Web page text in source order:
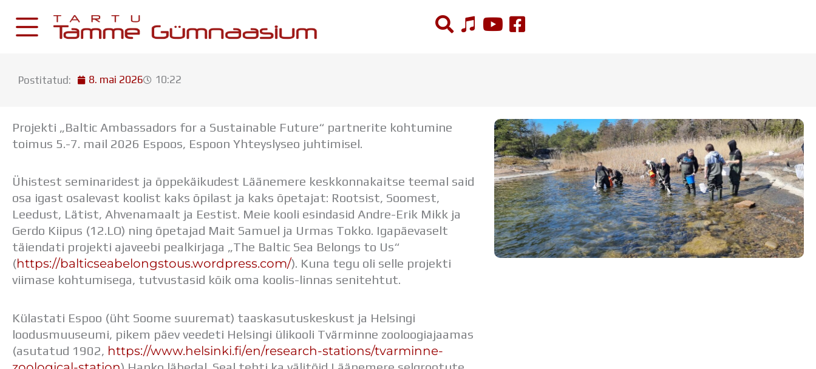
content
Postkast
Drive
Tamme TV
Tamme Leht
Kooliraadio
Koorilaul
Aastaplaan
Õppekava
Huviringid
Õpilastööd (UPT)
Distantsõpe
Kodukord
Projektid
Meie kool
Dokumendid
Uudised
Lapsevanemale
Vilistlastele
Toitlustamine
Virtuaaltuur
Õpilasesindus
Kontaktid
Postitatud: 8. mai 2026 10:22
Projekti „Baltic Ambassadors for a Sustainable Future“ partnerite kohtumine
toimus 5.-7. mail 2026 Espoos, Espoon Yhteyslyseo juhtimisel.
Ühistest seminaridest ja õppekäikudest Läänemere keskkonnakaitse teemal said
osa igast osalevast koolist kaks õpilast ja kaks õpetajat: Rootsist, Soomest,
Leedust, Lätist, Ahvenamaalt ja Eestist. Meie kooli esindasid Andre-Erik Mikk ja
Gerdo Kiipus (12.LO) ning õpetajad Mait Samuel ja Urmas Tokko. Igapäevaselt
täiendati projekti ajaveebi pealkirjaga „The Baltic Sea Belongs to Us“
(https://balticseabelongstous.wordpress.com/). Kuna tegu oli selle projekti
viimase kohtumisega, tutvustasid kõik oma koolis-linnas senitehtut.
Külastati Espoo (üht Soome suuremat) taaskasutuskeskust ja Helsingi
loodusmuuseumi, pikem päev veedeti Helsingi ülikooli Tvärminne zooloogiajaamas
(asutatud 1902, https://www.helsinki.fi/en/research-stations/tvarminne-